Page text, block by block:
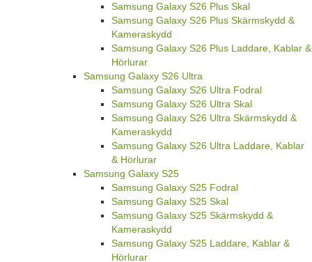
Samsung Galaxy S26 Plus Skal
Samsung Galaxy S26 Plus Skärmskydd &
Kameraskydd
Samsung Galaxy S26 Plus Laddare, Kablar &
Hörlurar
Samsung Galaxy S26 Ultra
Samsung Galaxy S26 Ultra Fodral
Samsung Galaxy S26 Ultra Skal
Samsung Galaxy S26 Ultra Skärmskydd &
Kameraskydd
Samsung Galaxy S26 Ultra Laddare, Kablar
& Hörlurar
Samsung Galaxy S25
Samsung Galaxy S25 Fodral
Samsung Galaxy S25 Skal
Samsung Galaxy S25 Skärmskydd &
Kameraskydd
Samsung Galaxy S25 Laddare, Kablar &
Hörlurar